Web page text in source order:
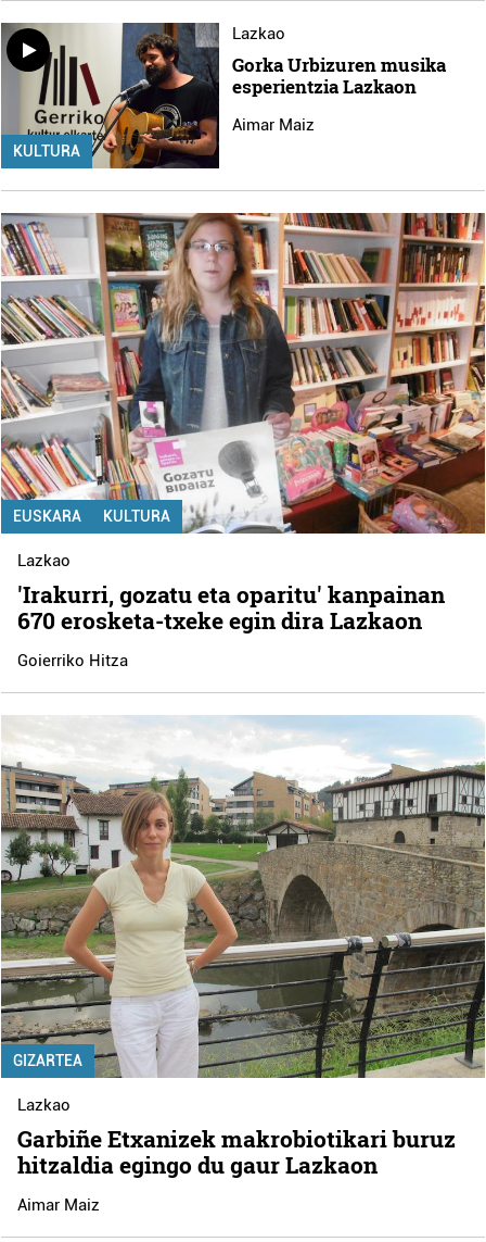
KULTURA
Lazkao
Gorka Urbizuren musika
esperientzia Lazkaon
Aimar Maiz
EUSKARA KULTURA
Lazkao
'Irakurri, gozatu eta oparitu' kanpainan
670 erosketa-txeke egin dira Lazkaon
Goierriko Hitza
GIZARTEA
Lazkao
Garbiñe Etxanizek makrobiotikari buruz
hitzaldia egingo du gaur Lazkaon
Aimar Maiz